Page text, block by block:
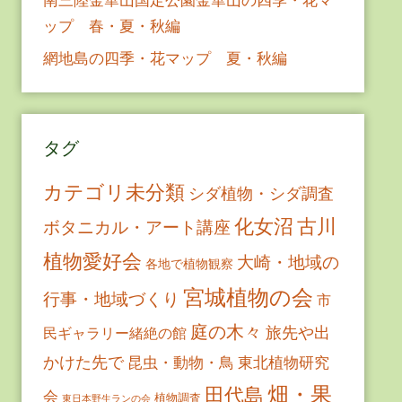
ップ 春・夏・秋編
網地島の四季・花マップ 夏・秋編
タグ
カテゴリ未分類 シダ植物・シダ調査
ボタニカル・アート講座 化女沼古川
植物愛好会 各地で植物観察 大崎・地域の
行事・地域づくり 宮城植物の会 市
民ギャラリー緒絶の館 庭の木々 旅先や出
かけた先で 昆虫・動物・鳥 東北植物研究
会 東日本野生ランの会 植物調査 田代島 畑・果